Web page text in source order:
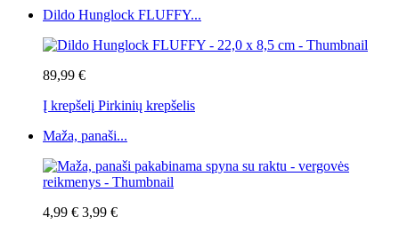
Dildo Hunglock FLUFFY...
89,99 €
Į krepšelį Pirkinių krepšelis
Maža, panaši...
4,99 € 3,99 €